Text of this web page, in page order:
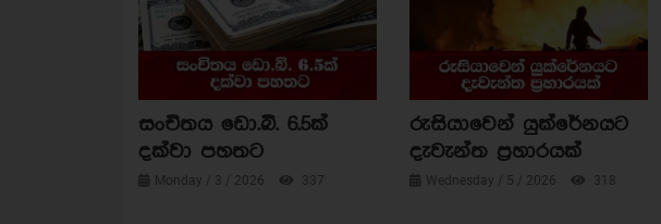
සංචිතය ඩො.බි. 6.5ක්
දක්වා පහතට
Monday / 3 / 2026 337
රුසියාවෙන් යුක්රේනයට
දැවැන්ත ප්‍රහාරයක්
Wednesday / 5 / 2026 318